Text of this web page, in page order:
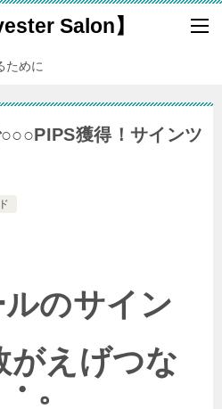
Salon】
ために
○○○PIPS獲得！サインツ
のサイン
がえげつな
。